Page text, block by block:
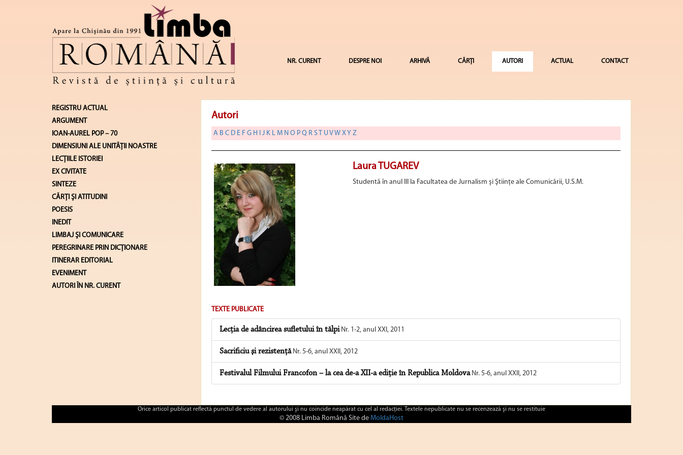
NR. CURENT DESPRE NOI ARHIVĂ CĂRȚI AUTORI ACTUAL CONTACT
REGISTRU ACTUAL
ARGUMENT
IOAN-AUREL POP – 70
DIMENSIUNI ALE UNITĂŢII NOASTRE
LECŢIILE ISTORIEI
EX CIVITATE
SINTEZE
CĂRŢI ŞI ATITUDINI
POESIS
INEDIT
LIMBAJ ŞI COMUNICARE
PEREGRINARE PRIN DICȚIONARE
ITINERAR EDITORIAL
EVENIMENT
AUTORI ÎN NR. CURENT
Autori
A B C D E F G H J K L M N O P Q R ST U VW XY Z
Laura TUGAREV
Studentă în anul III la Facultatea de Jurnalism şi Ştiinţe ale Comunicării, U.S.M.
TEXTE PUBLICATE
Lecţia de adâncirea sufletului în tălpiNr. 1-2, anul XXI, 2011
Sacrificiu şi rezistenţăNr. 5-6, anul XXII, 2012
Festivalul Filmului Francofon – la cea de-a XII-a ediţie în Republica MoldovaNr. 5-6, anul XXII, 2012
Orice articol publicat reflectă punctul de vedere al autorului şi nu coincide neapărat cu cel al redacţiei. Textele nepublicate nu se recenzează şi nu se restituie
© 2008 Limba Română Site de MoldaHost